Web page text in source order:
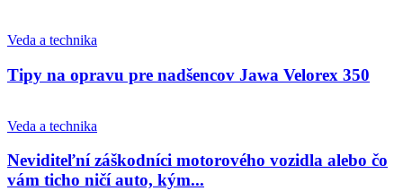
Veda a technika
Tipy na opravu pre nadšencov Jawa Velorex 350
Veda a technika
Neviditeľní záškodníci motorového vozidla alebo čo
vám ticho ničí auto, kým...